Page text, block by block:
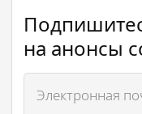
на анонсы